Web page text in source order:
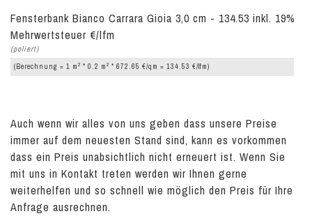
Fensterbank Bianco Carrara Gioia 3,0 cm - 134.53 inkl. 19%
Mehrwertsteuer €/lfm
(poliert)
(Berechnung = 1 m 2 * 0.2 m 2 * 672.65 €/qm = 134.53 €/lfm)
Auch wenn wir alles von uns geben dass unsere Preise
immer auf dem neuesten Stand sind, kann es vorkommen
dass ein Preis unabsichtlich nicht erneuert ist. Wenn Sie
mit uns in Kontakt treten werden wir Ihnen gerne
weiterhelfen und so schnell wie möglich den Preis für Ihre
Anfrage ausrechnen.